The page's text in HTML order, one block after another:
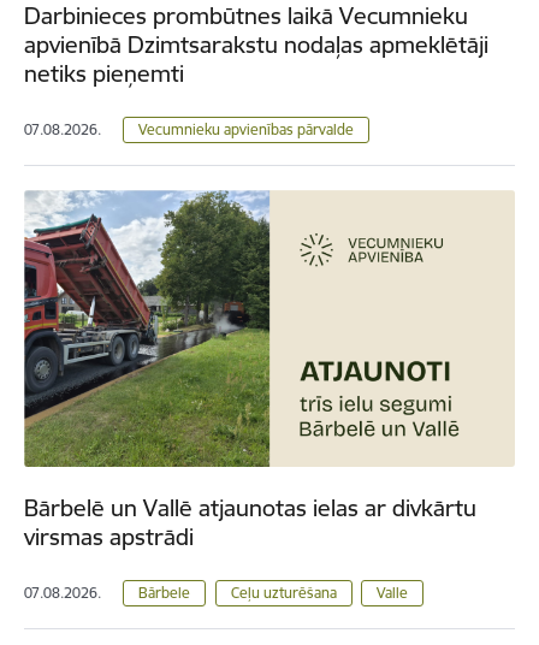
Darbinieces prombūtnes laikā Vecumnieku
apvienībā Dzimtsarakstu nodaļas apmeklētāji
netiks pieņemti
07.08.2026. Vecumnieku apvienības pārvalde
Bārbelē un Vallē atjaunotas ielas ar divkārtu
virsmas apstrādi
07.08.2026. Bārbele Ceļu uzturēšana Valle